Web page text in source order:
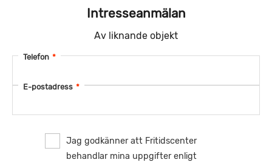
Intresseanmälan
Av liknande objekt
Telefon *
E-postadress *
Jag godkänner att Fritidscenter
behandlar mina uppgifter enligt